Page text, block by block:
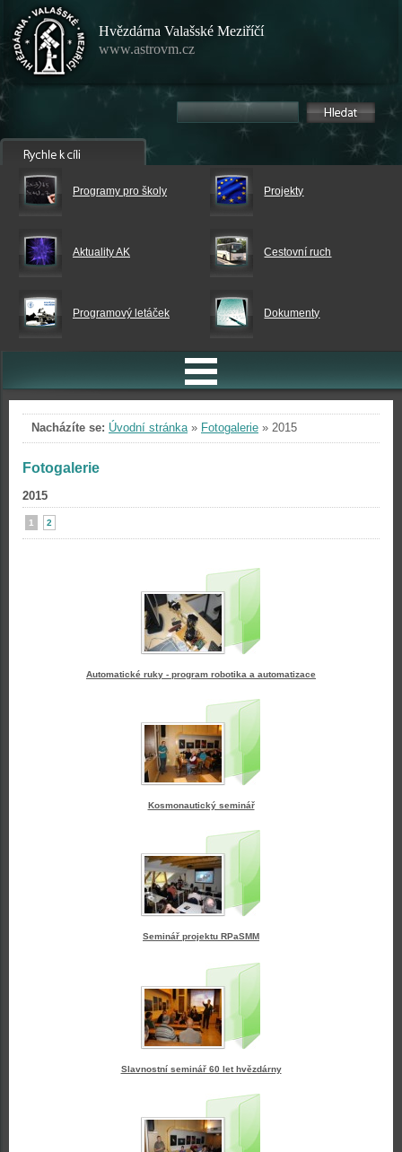
Hvězdárna Valašské Meziříčí
www.astrovm.cz
Programy pro školy Projekty
Aktuality AK Cestovní ruch
Programový letáček Dokumenty
Nacházíte se: Úvodní stránka» Fotogalerie » 2015
Fotogalerie
2015
1 2
Automatické ruky - program robotika a automatizace
Kosmonautický seminář
Seminář projektu RPaSMM
Slavnostní seminář 60 let hvězdárny